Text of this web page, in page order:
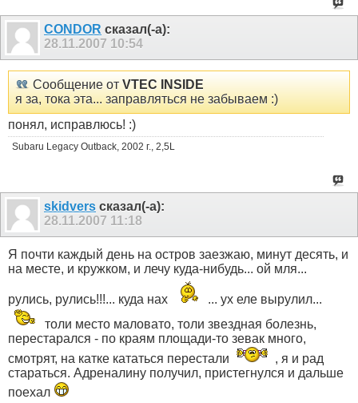
CONDOR сказал(-а):
28.11.2007 10:54
Сообщение от VTEC INSIDE
я за, тока эта... заправляться не забываем :)
понял, исправлюсь! :)
Subaru Legacy Outback, 2002 г., 2,5L
skidvers сказал(-а):
28.11.2007 11:18
Я почти каждый день на остров заезжаю, минут десять, и
на месте, и кружком, и лечу куда-нибудь... ой мля...
рулись, рулись!!!... куда нах
... ух еле вырулил...
толи место маловато, толи звездная болезнь,
перестарался - по краям площади-то зевак много,
смотрят, на катке кататься перестали
, я и рад
стараться. Адреналину получил, пристегнулся и дальше
поехал